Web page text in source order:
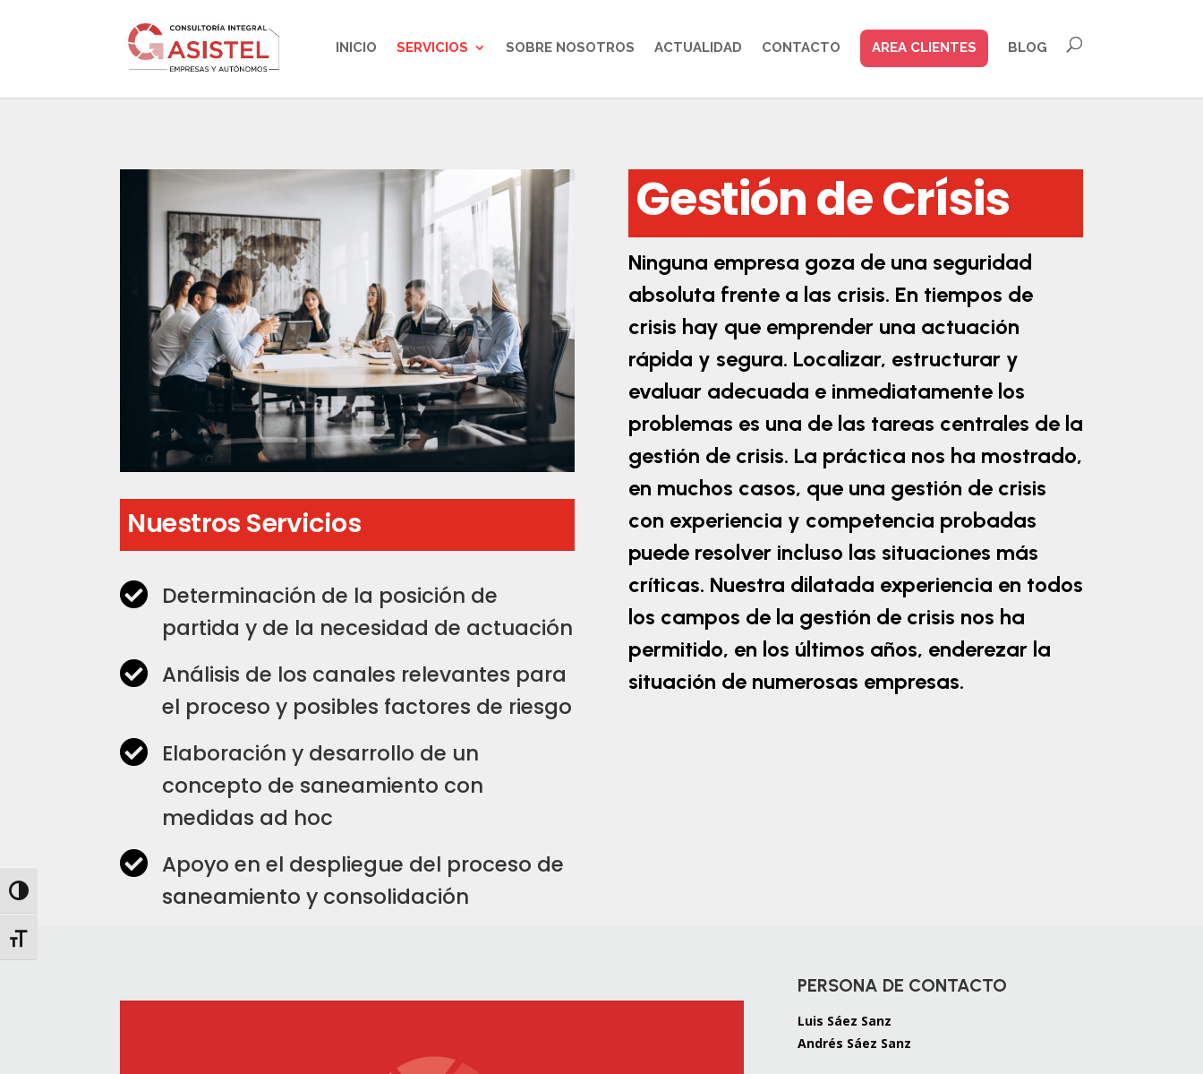
Alternar alto contraste
Alternar tamaño de letra
INICIO SERVICIOS SOBRE NOSOTROS ACTUALIDAD CONTACTO AREA CLIENTES BLOG
Nuestros Servicios
 Determinación de la posición de
partida y de la necesidad de actuación
 Análisis de los canales relevantes para
el proceso y posibles factores de riesgo
 Elaboración y desarrollo de un
concepto de saneamiento con
medidas ad hoc
 Apoyo en el despliegue del proceso de
saneamiento y consolidación
Gestión de Crísis
Ninguna empresa goza de una seguridad
absoluta frente a las crisis. En tiempos de
crisis hay que emprender una actuación
rápida y segura. Localizar, estructurar y
evaluar adecuada e inmediatamente los
problemas es una de las tareas centrales de la
gestión de crisis. La práctica nos ha mostrado,
en muchos casos, que una gestión de crisis
con experiencia y competencia probadas
puede resolver incluso las situaciones más
críticas. Nuestra dilatada experiencia en todos
los campos de la gestión de crisis nos ha
permitido, en los últimos años, enderezar la
situación de numerosas empresas.
PERSONA DE CONTACTO
Luis Sáez Sanz
Andrés Sáez Sanz